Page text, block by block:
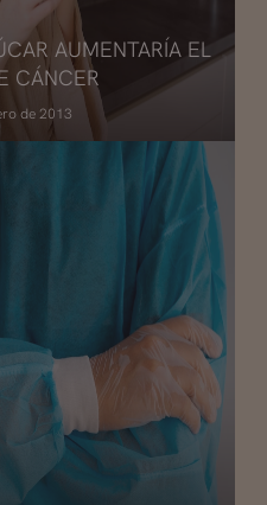
AUMENTARÍA EL
CÁNCER
de 2013